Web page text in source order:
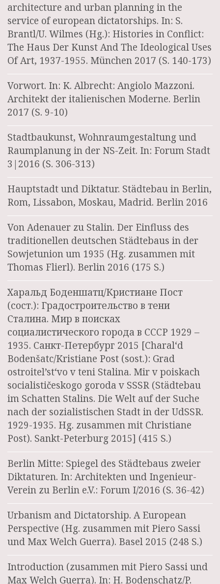
architecture and urban planning in the
service of european dictatorships. In: S.
Brantl/U. Wilmes (Hg.): Histories in Conflict:
The Haus Der Kunst And The Ideological Uses
Of Art, 1937-1955. München 2017 (S. 140-173)
Vorwort. In: K. Albrecht: Angiolo Mazzoni.
Architekt der italienischen Moderne. Berlin
2017 (S. 9-10)
Stadtbaukunst, Wohnraumgestaltung und
Raumplanung in der NS-Zeit. In: Forum Stadt
3|2016 (S. 306-313)
Hauptstadt und Diktatur. Städtebau in Berlin,
Rom, Lissabon, Moskau, Madrid. Berlin 2016
Von Adenauer zu Stalin. Der Einfluss des
traditionellen deutschen Städtebaus in der
Sowjetunion um 1935 (Hg. zusammen mit
Thomas Flierl). Berlin 2016 (175 S.)
Харальд Боденшатц/Кристиане Пост
(сост.): Градостроительство в тени
Сталина. Мир в поисках
социалистического города в СССР 1929 –
1935. Санкт-Петербург 2015 [Charal‘d
Bodenšatc/Kristiane Post (sost.): Grad
ostroitel’st‘vo v teni Stalina. Mir v poiskach
socialističeskogo goroda v SSSR (Städtebau
im Schatten Stalins. Die Welt auf der Suche
nach der sozialistischen Stadt in der UdSSR.
1929-1935. Hg. zusammen mit Christiane
Post). Sankt-Peterburg 2015] (415 S.)
Berlin Mitte: Spiegel des Städtebaus zweier
Diktaturen. In: Architekten und Ingenieur-
Verein zu Berlin e.V.: Forum I/2016 (S. 36-42)
Urbanism and Dictatorship. A European
Perspective (Hg. zusammen mit Piero Sassi
und Max Welch Guerra). Basel 2015 (248 S.)
Introduction (zusammen mit Piero Sassi und
Max Welch Guerra). In: H. Bodenschatz/P.